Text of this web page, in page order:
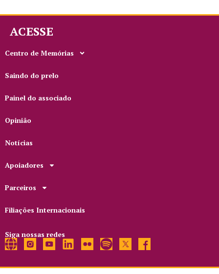
ACESSE
Centro de Memórias
Saindo do prelo
Painel do associado
Opinião
Notícias
Apoiadores
Parceiros
Filiações Internacionais
Siga nossas redes